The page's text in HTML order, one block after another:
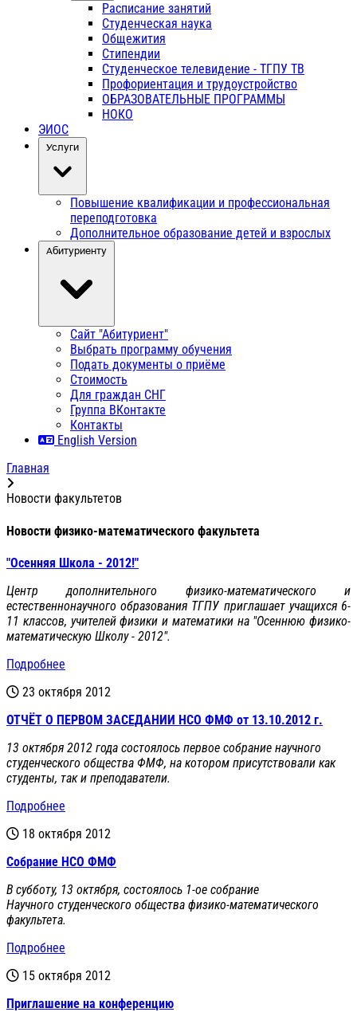
Расписание занятий
Студенческая наука
Общежития
Стипендии
Студенческое телевидение - ТГПУ ТВ
Профориентация и трудоустройство
ОБРАЗОВАТЕЛЬНЫЕ ПРОГРАММЫ
НОКО
ЭИОС
Услуги
Повышение квалификации и профессиональная
переподготовка
Дополнительное образование детей и взрослых
Абитуриенту
Сайт "Абитуриент"
Выбрать программу обучения
Подать документы о приёме
Стоимость
Для граждан СНГ
Группа ВКонтакте
Контакты
English Version
Главная
Новости факультетов
Новости физико-математического факультета
"Осенняя Школа - 2012!"
Центр дополнительного физико-математического и
естественнонаучного образования ТГПУ приглашает учащихся 6-
11 классов, учителей физики и математики на "Осеннюю физико-
математическую Школу - 2012".
Подробнее
23 октября 2012
ОТЧЁТ О ПЕРВОМ ЗАСЕДАНИИ НСО ФМФ от 13.10.2012 г.
13 октября 2012 года состоялось первое собрание научного
студенческого общества ФМФ, на котором присутствовали как
студенты, так и преподаватели.
Подробнее
18 октября 2012
Собрание НСО ФМФ
В субботу, 13 октября, состоялось 1-ое собрание
Научного студенческого общества физико-математического
факультета.
Подробнее
15 октября 2012
Приглашение на конференцию